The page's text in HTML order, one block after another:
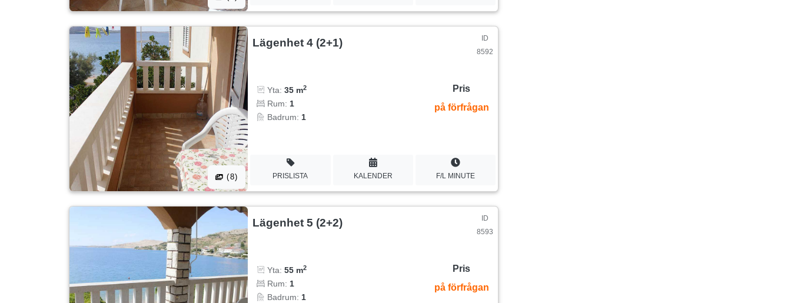
(8)
Lägenhet 4 (2+1)
ID
8592
Yta:35 m2
Rum:1
Badrum:1
Pris
på förfrågan
PRISLISTA KALENDER F/L MINUTE
Lägenhet 5 (2+2)
ID
8593
Yta:55 m2
Rum:1
Badrum:1
Pris
på förfrågan